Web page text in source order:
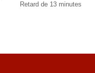
Retard de 13 minutes